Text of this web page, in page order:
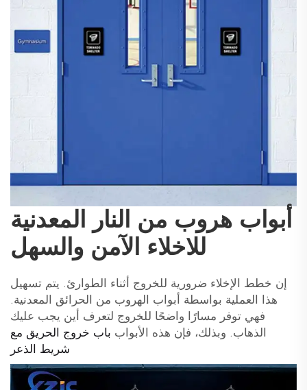
أبواب هروب من النار المعدنية
للاخلاء الآمن والسهل
إن خطط الإخلاء ضرورية للخروج أثناء الطوارئ. يتم تسهيل
هذا العملية بواسطة أبواب الهروب من الحرائق المعدنية.
فهي توفر مسارًا واضحًا للخروج لتعرف أين يجب عليك
الذهاب. وبذلك، فإن هذه الأبواب باب خروج الحريق مع
شريط الذعر